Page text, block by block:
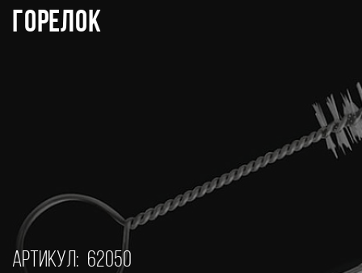
ГОРЕЛОК
Артикул: 62050